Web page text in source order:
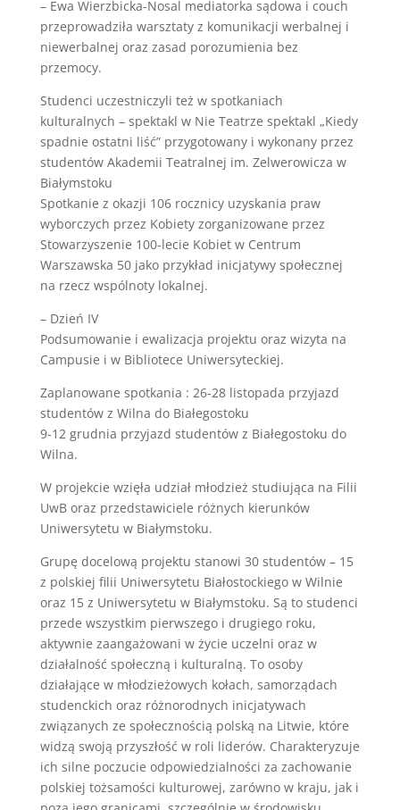
– Ewa Wierzbicka-Nosal mediatorka sądowa i couch
przeprowadziła warsztaty z komunikacji werbalnej i
niewerbalnej oraz zasad porozumienia bez
przemocy.
Studenci uczestniczyli też w spotkaniach
kulturalnych – spektakl w Nie Teatrze spektakl „Kiedy
spadnie ostatni liść” przygotowany i wykonany przez
studentów Akademii Teatralnej im. Zelwerowicza w
Białymstoku
Spotkanie z okazji 106 rocznicy uzyskania praw
wyborczych przez Kobiety zorganizowane przez
Stowarzyszenie 100-lecie Kobiet w Centrum
Warszawska 50 jako przykład inicjatywy społecznej
na rzecz wspólnoty lokalnej.
– Dzień IV
Podsumowanie i ewalizacja projektu oraz wizyta na
Campusie i w Bibliotece Uniwersyteckiej.
Zaplanowane spotkania : 26-28 listopada przyjazd
studentów z Wilna do Białegostoku
9-12 grudnia przyjazd studentów z Białegostoku do
Wilna.
W projekcie wzięła udział młodzież studiująca na Filii
UwB oraz przedstawiciele różnych kierunków
Uniwersytetu w Białymstoku.
Grupę docelową projektu stanowi 30 studentów – 15
z polskiej filii Uniwersytetu Białostockiego w Wilnie
oraz 15 z Uniwersytetu w Białymstoku. Są to studenci
przede wszystkim pierwszego i drugiego roku,
aktywnie zaangażowani w życie uczelni oraz w
działalność społeczną i kulturalną. To osoby
działające w młodzieżowych kołach, samorządach
studenckich oraz różnorodnych inicjatywach
związanych ze społecznością polską na Litwie, które
widzą swoją przyszłość w roli liderów. Charakteryzuje
ich silne poczucie odpowiedzialności za zachowanie
polskiej tożsamości kulturowej, zarówno w kraju, jak i